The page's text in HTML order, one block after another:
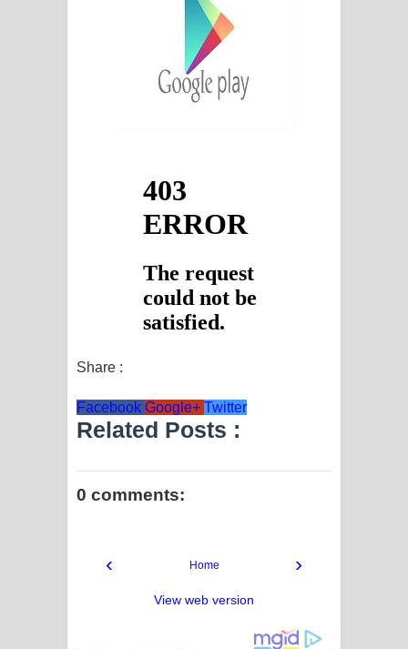
Share :
Facebook Google+ Twitter
Related Posts :
0 comments:
‹ ›
Home
View web version